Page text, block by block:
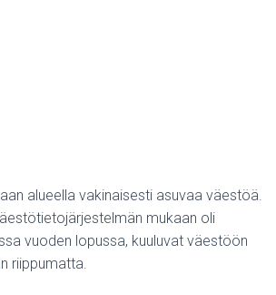
alueella vakinaisesti asuvaa väestöä.
mukaan oli
vuoden lopussa, kuuluvat väestöön
riippumatta.